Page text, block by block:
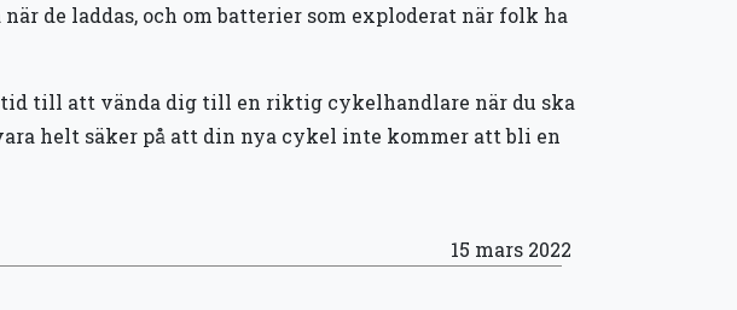
de laddas, och om batterier som exploderat när folk ha
till att vända dig till en riktig cykelhandlare när du ska
helt säker på att din nya cykel inte kommer att bli en
15 mars 2022